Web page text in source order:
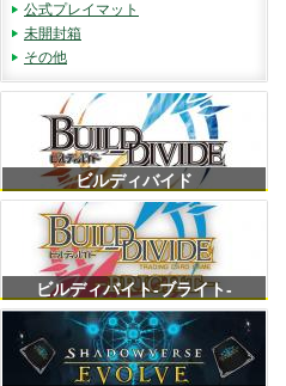
公式プレイマット
未開封箱
その他
ビルディバイド
ビルディバイト-ブライト-